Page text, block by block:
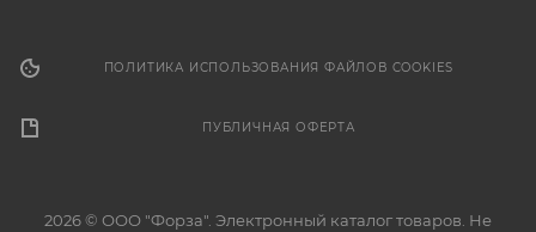
ПОЛИТИКА ИСПОЛЬЗОВАНИЯ ФАЙЛОВ COOKIES
ПУБЛИЧНАЯ ОФЕРТА
2026 © ООО "Форза". Электронный каталог товаров. Не